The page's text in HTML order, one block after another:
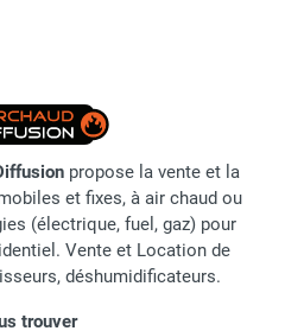
propose la vente et la
et fixes, à air chaud ou
(électrique, fuel, gaz) pour
Vente et Location de
déshumidificateurs.
trouver